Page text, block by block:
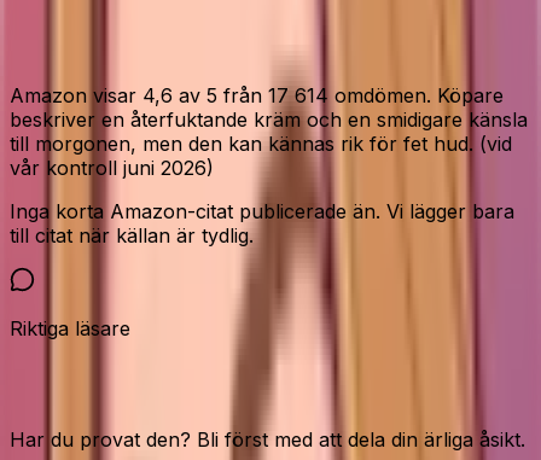
Amazon visar 4,6 av 5 från 17 614 omdömen. Köpare
beskriver en återfuktande kräm och en smidigare känsla
till morgonen, men den kan kännas rik för fet hud. (vid
vår kontroll juni 2026)
Inga korta Amazon-citat publicerade än. Vi lägger bara
till citat när källan är tydlig.
Riktiga läsare
Har du provat den? Bli först med att dela din ärliga åsikt.